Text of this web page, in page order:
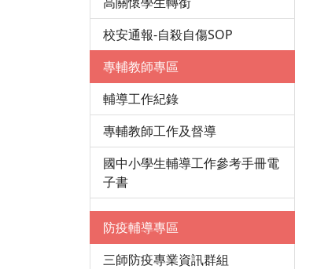
校安通報-自殺自傷SOP
專輔教師專區
輔導工作紀錄
專輔教師工作及督導
國中小學生輔導工作參考手冊電
子書
防疫輔導專區
三師防疫專業資訊群組